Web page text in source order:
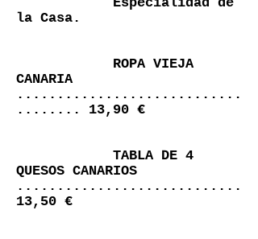
la Casa.
ROPA VIEJA
CANARIA
............................
........ 13,90 €
TABLA DE 4
QUESOS CANARIOS
............................
13,50 €